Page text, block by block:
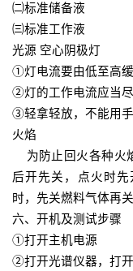
㈡标准储备液
㈢标准工作液
光源 空心阴极灯
①灯电流要由低至高
②灯的工作电流应当
③轻拿轻放，不能用
火焰
为防止回火各种火
后开先关，点火时
时，先关燃料气体再
六、开机及测试步骤
①打开主机电源
②打开光谱仪器，打